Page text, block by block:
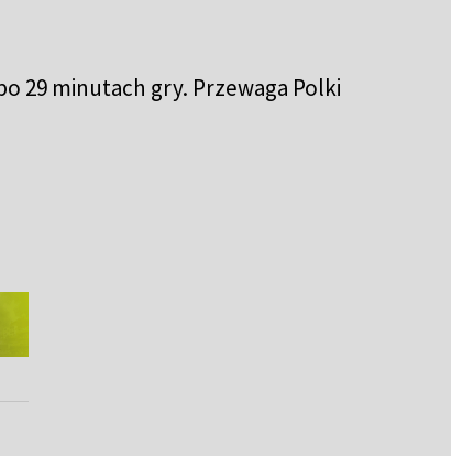
29 minutach gry. Przewaga Polki